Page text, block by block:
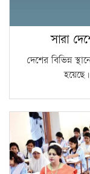
সারা
দেশের বিভিন্ন